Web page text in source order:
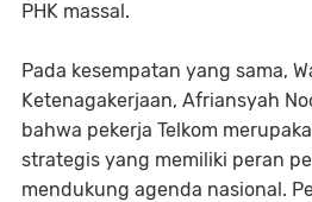
PHK massal.
Pada kesempatan yang sama,
Ketenagakerjaan, Afriansyah
bahwa pekerja Telkom
strategis yang memiliki peran
mendukung agenda nasional.